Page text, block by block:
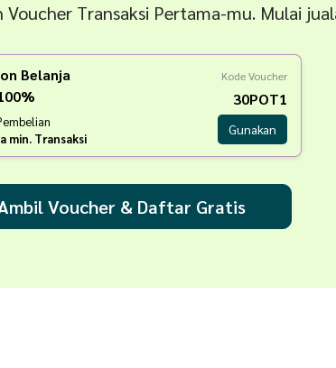
Transaksi Pertama-mu. Mulai
Belanja
min. Transaksi
Kode Voucher
30POT1
Gunakan
Voucher & Daftar Gratis